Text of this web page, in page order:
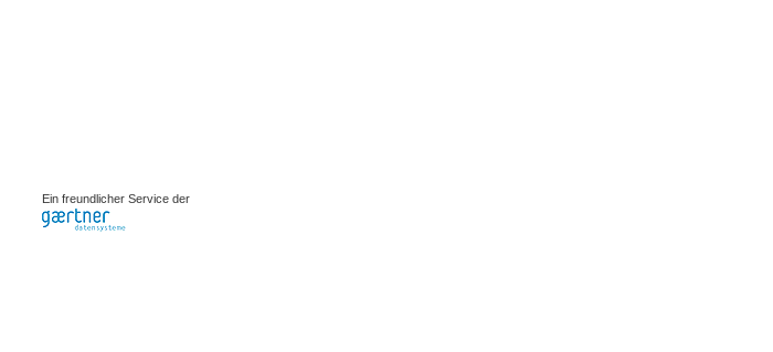
Ein freundlicher Service der